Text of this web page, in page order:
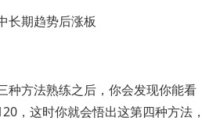
长期趋势后涨板
种方法熟练之后，你会发现你能看
，这时你就会悟出这第四种方法，